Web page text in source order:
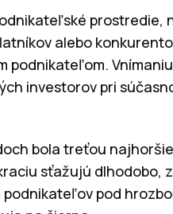
prostredie,
alebo
podnikateľom.
investorov pri
bola treťou
sťažujú dlhodobo,
pod